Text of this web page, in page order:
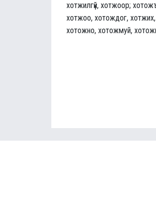
хотжилгүй, хотжоор;
хотжоо, хотождог,
хотожно, хотожмуй,